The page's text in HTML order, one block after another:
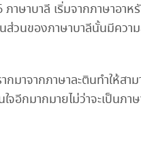
ษาบาลี เริ่มจากภาษาอาห
ส่วนของภาษาบาลีนั้นมีคว
จากภาษาละตินทำให้สามา
อีกมากมายไม่ว่าจะเป็นภา